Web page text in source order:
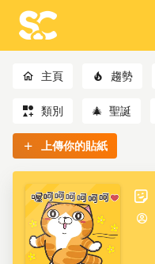
主頁 趨勢
類別 🎄 聖誕
上傳你的貼紙